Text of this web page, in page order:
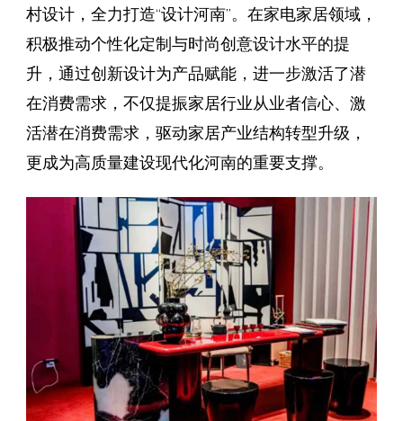
村设计，全力打造“设计河南”。在家电家居领域，
积极推动个性化定制与时尚创意设计水平的提
升，通过创新设计为产品赋能，进一步激活了潜
在消费需求，不仅提振家居行业从业者信心、激
活潜在消费需求，驱动家居产业结构转型升级，
更成为高质量建设现代化河南的重要支撑。